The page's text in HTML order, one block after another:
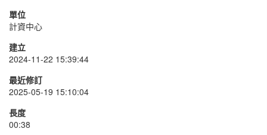
單位
計資中心
建立
2024-11-22 15:39:44
最近修訂
2025-05-19 15:10:04
長度
00:38